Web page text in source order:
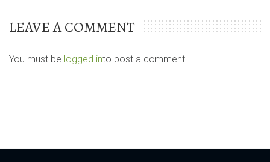
LEAVE A COMMENT
You must be logged into post a comment.